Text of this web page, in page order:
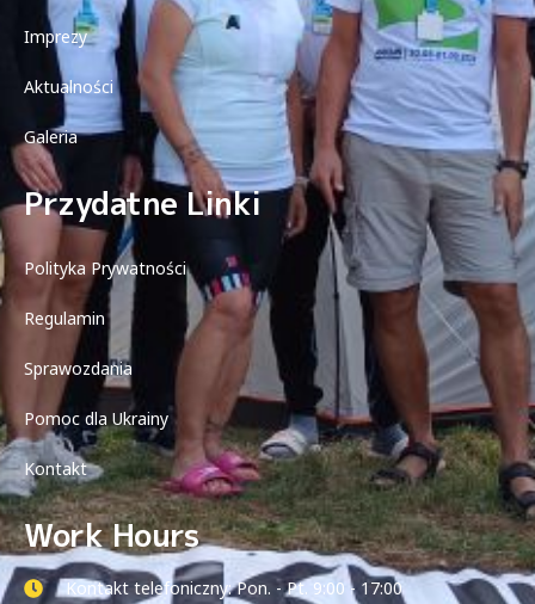
Imprezy
Aktualności
Galeria
Przydatne Linki
Polityka Prywatności
Regulamin
Sprawozdania
Pomoc dla Ukrainy
Kontakt
Work Hours
Kontakt telefoniczny: Pon. - Pt. 9:00 - 17:00